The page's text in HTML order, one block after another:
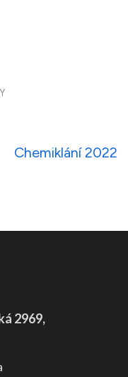
Chemiklání 2022
2969,